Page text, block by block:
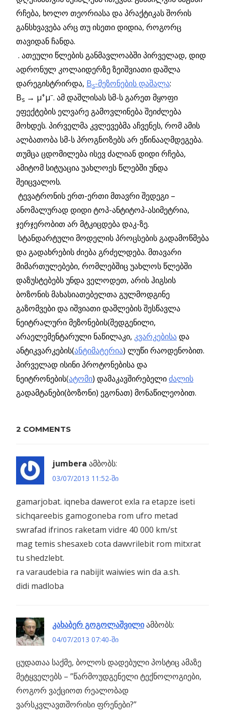
რჩება, ხოლო თეორიასა და პრაქტიკას შორის
განსხვავება არც თუ ისეთი დიდია, როგორც
თავიდან ჩანდა.
. ათეული წლების განმავლოაბში პირველად, დიდ
ადრონულ კოლაიდერზე ზეიშვიათი დაშლა
დარეგისტრირდა, Bs-მეზონების დაშალა:
Bs → μ+μ–. ამ დაშლისას სმ-ს გარეთ მყოფი
ეფექტების ელვარე გამოვლინება შეიძლება
მოხდეს. პირველმა კვლევებმა აჩვენეს, რომ ამის
ალბათობა სმ-ს პროგნოზებს არ ეწინააღმდეგება.
თუმცა ცდომილება ისევ ძალიან დიდი რჩება,
ამიტომ სიტუაცია უახლოეს წლებში უნდა
შეიცვალოს.
ტევატრონის ერთ-ერთი მთავრი შედეგი –
ანომალურად დიდი ტოპ-ანტიტოპ-ასიმეტრია,
ჯერჯერობით არ მტკიცდება დაკ-ზე.
სტანდარტული მოდელის პროცსების გადამოწმება
და გადახრების ძიება გრძელდება. მთავარი
მიმართულებები, რომლებშიც უახლოს წლებში
დაზუსტებებს უნდა ველოდეთ, არის ჰიგსის
ბოზონის მახასიათებელთა გულმოდგინე
გაზომვები და იშვიათი დაშლების შესწავლა
ნეიტრალური მეზონების(შედგენილი,
არაელემენტარული ნაწილაკი, კვარკებისადა
ანტიკვარკების(ანტიმატერია) ლუწი რაოდენობით.
პირველად ისინი პროტონებისა და
ნეიტრონების(ატომი) დამაკავშირებელიძალის
გადამტანები(ბოზონი) ეგონათ) მონაწილეობით.
პოსტის
ნავიგაცია
Post:
გაურკვევლობა:
2 COMMENTS
jumbera ამბობს:
03/07/2013 11:52-ში
gamarjobat. iqneba dawerot exla ra etapze iseti
sichqareebis gamogoneba rom ufro metad
swrafad ifrinos raketam vidre 40 000 km/st
mag temis shesaxeb cota dawvrilebit rom mitxrat
tu shedzlebt.
ra varaudebia ra nabijit waiwies win da a.sh.
didi madloba
კახაბერ გოგოლაშვილიამბობს:
04/07/2013 07:40-ში
ცუდათაა საქმე, ბოლოს დადებული პოსტიც ამაზე
მეტყველებს – ”წარმოუდგენელი ტექნოლოგიები,
როგორ ვაქციოთ რეალობად
ვარსკვლავთშორისი ფრენები?”